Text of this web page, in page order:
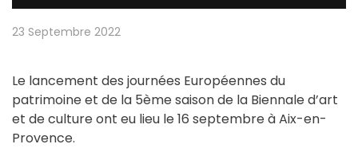
23 Septembre 2022
Le lancement des journées Européennes du
patrimoine et de la 5ème saison de la Biennale d’art
et de culture ont eu lieu le 16 septembre à Aix-en-
Provence.